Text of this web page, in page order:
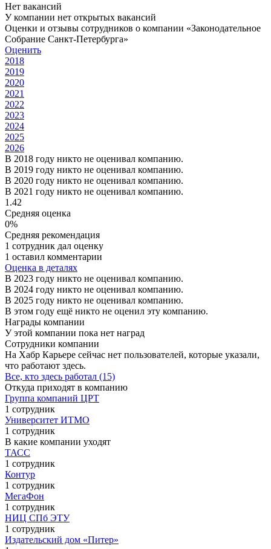
Нет вакансий
У компании нет открытых вакансий
Оценки и отзывы сотрудников о компании «Законодательное
Собрание Санкт-Петербурга»
Оценить
2018
2019
2020
2021
2022
2023
2024
2025
2026
В 2018 году никто не оценивал компанию.
В 2019 году никто не оценивал компанию.
В 2020 году никто не оценивал компанию.
В 2021 году никто не оценивал компанию.
1.42
Средняя оценка
0%
Средняя рекомендация
1 сотрудник дал оценку
1 оставил комментарии
Оценка в деталях
В 2023 году никто не оценивал компанию.
В 2024 году никто не оценивал компанию.
В 2025 году никто не оценивал компанию.
В этом году ещё никто не оценил эту компанию.
Награды компании
У этой компании пока нет наград
Сотрудники компании
На Хабр Карьере сейчас нет пользователей, которые указали,
что работают здесь.
Все, кто здесь работал (15)
Откуда приходят в компанию
Группа компаний ЦРТ
1 сотрудник
Университет ИТМО
1 сотрудник
В какие компании уходят
ТАСС
1 сотрудник
Контур
1 сотрудник
МегаФон
1 сотрудник
НИЦ СПб ЭТУ
1 сотрудник
Издательский дом «Питер»